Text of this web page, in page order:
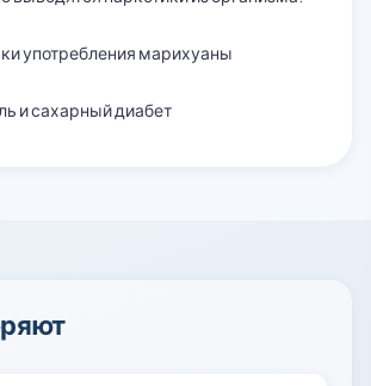
употребления марихуаны
и сахарный диабет